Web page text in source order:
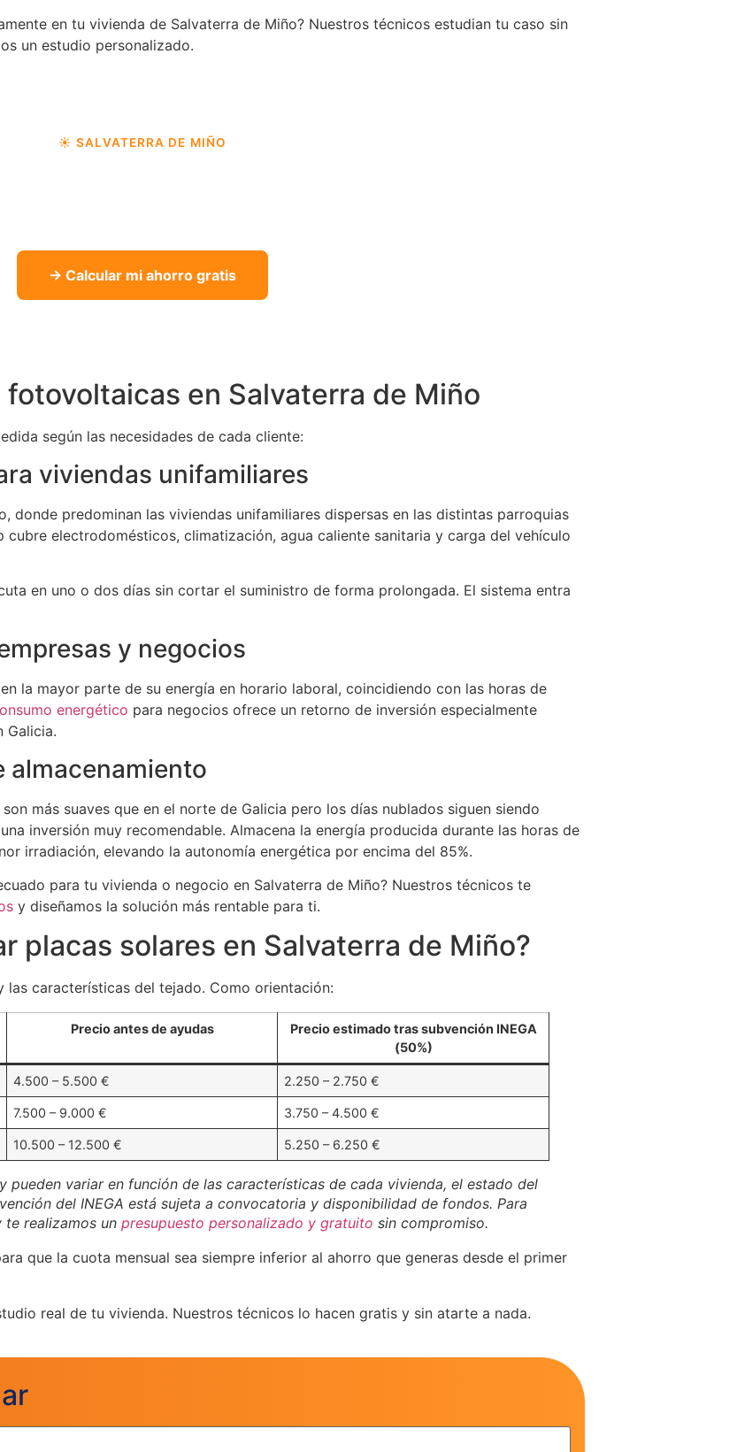
en tu vivienda de Salvaterra de Miño? Nuestros técnicos estudian tu caso sin
un estudio personalizado.
☀️ SALVATERRA DE MIÑO
→ Calcular mi ahorro gratis
en Salvaterra de Miño
según las necesidades de cada cliente:
viviendas unifamiliares
donde predominan las viviendas unifamiliares dispersas en las distintas parroquias
electrodomésticos, climatización, agua caliente sanitaria y carga del vehículo
en uno o dos días sin cortar el suministro de forma prolongada. El sistema entra
y negocios
la mayor parte de su energía en horario laboral, coincidiendo con las horas de
energético para negocios ofrece un retorno de inversión especialmente
Galicia.
almacenamiento
más suaves que en el norte de Galicia pero los días nublados siguen siendo
inversión muy recomendable. Almacena la energía producida durante las horas de
irradiación, elevando la autonomía energética por encima del 85%.
para tu vivienda o negocio en Salvaterra de Miño? Nuestros técnicos te
y diseñamos la solución más rentable para ti.
placas solares en Salvaterra de Miño?
las características del tejado. Como orientación:
Precio antes de ayudas
Precio estimado tras subvención INEGA
(50%)
4.500 – 5.500 € 2.250 – 2.750 €
7.500 – 9.000 € 3.750 – 4.500 €
10.500 – 12.500 € 5.250 – 6.250 €
variar en función de las características de cada vivienda, el estado del
del INEGA está sujeta a convocatoria y disponibilidad de fondos. Para
realizamos un presupuesto personalizado y gratuito sin compromiso.
que la cuota mensual sea siempre inferior al ahorro que generas desde el primer
real de tu vivienda. Nuestros técnicos lo hacen gratis y sin atarte a nada.